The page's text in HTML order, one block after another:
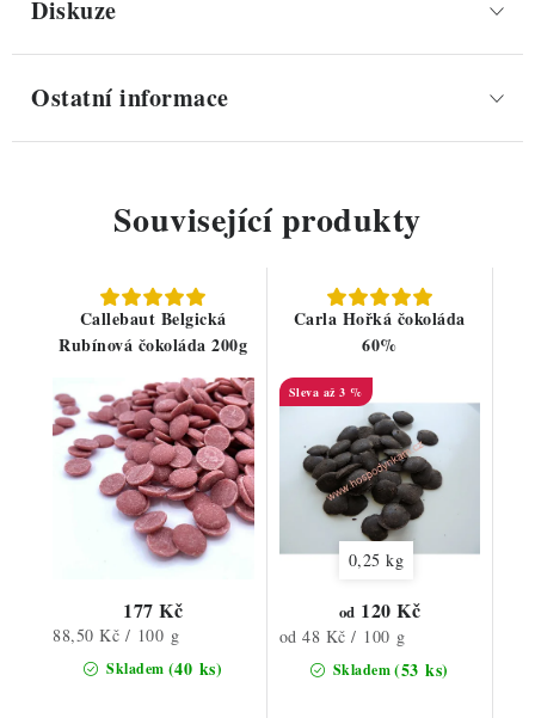
Diskuze
Ostatní informace
Související produkty
Callebaut Belgická
Rubínová čokoláda 200g
Skladem (40 ks)
177 Kč
Měrná
cena:
88,50 Kč / 100 g
Carla Hořká čokoláda
60%
až 3 %
0,25 kg
Skladem(53 ks)
od 120 Kč
Měrná
cena:
od 48 Kč / 100 g